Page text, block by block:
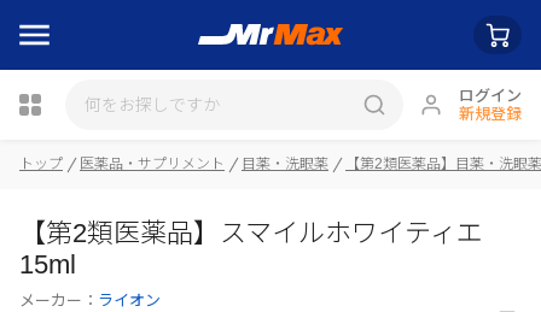
ログイン
新規登録
トップ 医薬品・サプリメント 目薬・洗眼薬 【第2類医薬品】目薬・洗眼薬
【第2類医薬品】スマイルホワイティエ
15ml
メーカー： ライオン